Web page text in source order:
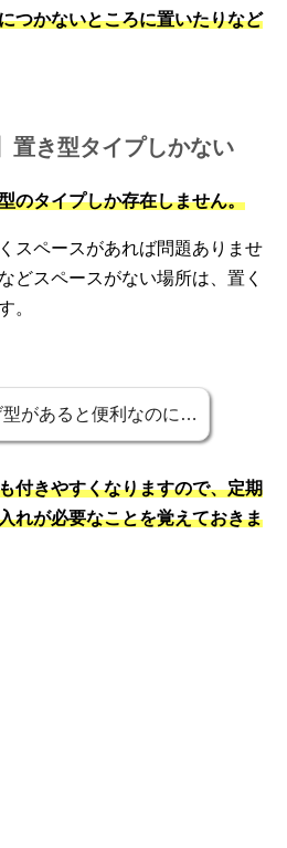
つかないところに置いたりなど
置き型タイプしかない
のタイプしか存在しません。
スペースがあれば問題ありませ
どスペースがない場所は、置く
。
型があると便利なのに…
付きやすくなりますので、定期
れが必要なことを覚えておきま